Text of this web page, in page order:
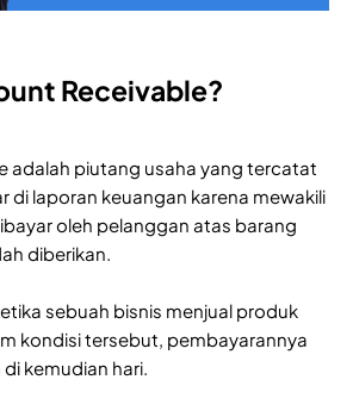
Receivable?
adalah piutang usaha yang tercatat
di laporan keuangan karena mewakili
oleh pelanggan atas barang
diberikan.
sebuah bisnis menjual produk
kondisi tersebut, pembayarannya
kemudian hari.